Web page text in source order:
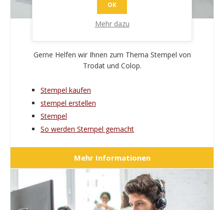
Gerne Helfen wir Ihnen zum Thema Stempel von
Trodat und Colop.
Stempel kaufen
stempel erstellen
Stempel
So werden Stempel gemacht
Mehr Informationen
OK
Mehr dazu